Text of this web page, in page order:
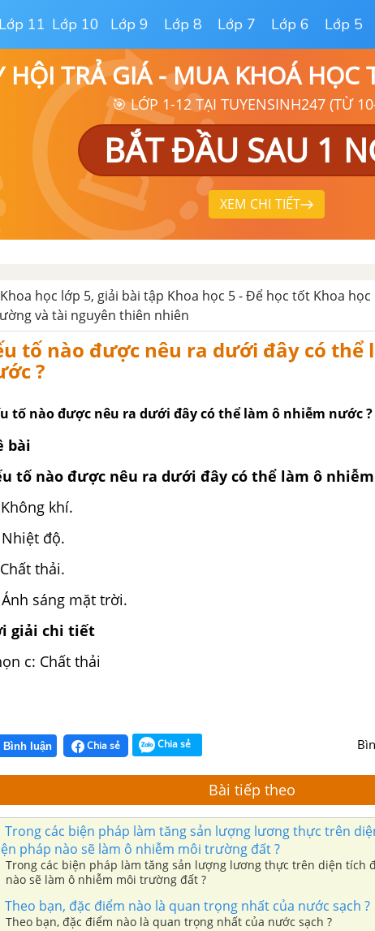
Lớp 11 Lớp 10 Lớp 9 Lớp 8 Lớp 7 Lớp 6 Lớp 5
HỘI TRẢ GIÁ - MUA KHOÁ HỌC
🎯 LỚP 1-12 TẠI TUYENSINH247 (TỪ
BẮT ĐẦU SAU 1
XEM CHI TIẾT
Khoa học lớp 5, giải bài tập Khoa học 5 - Để học tốt Khoa học
và tài nguyên thiên nhiên
tố nào được nêu ra dưới đây có thể
?
tố nào được nêu ra dưới đây có thể làm ô nhiễm nước ?
bài
tố nào được nêu ra dưới đây có thể làm ô
khí.
độ.
thải.
sáng mặt trời.
giải chi tiết
c: Chất thải
Bình luận Chia sẻ Chia sẻ
Bài tiếp theo
Trong các biện pháp làm tăng sản lượng lương thực trên
pháp nào sẽ làm ô nhiễm môi trường đất ?
Trong các biện pháp làm tăng sản lượng lương thực trên diện tích
nào sẽ làm ô nhiễm môi trường đất ?
Theo bạn, đặc điểm nào là quan trọng nhất của nước sạch ?
Theo bạn, đặc điểm nào là quan trọng nhất của nước sạch ?